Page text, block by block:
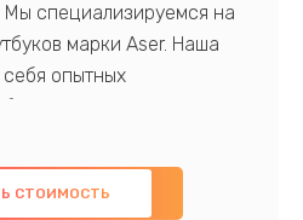
Мы специализируемся на
марки Aser. Наша
опытных
знаниями и
и качественный ремонт с
компонентов, а
СТОИМОСТЬ